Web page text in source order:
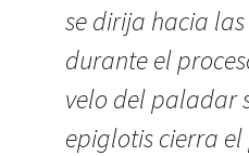
se dirija hacia
durante el
velo del paladar
epiglotis cierra